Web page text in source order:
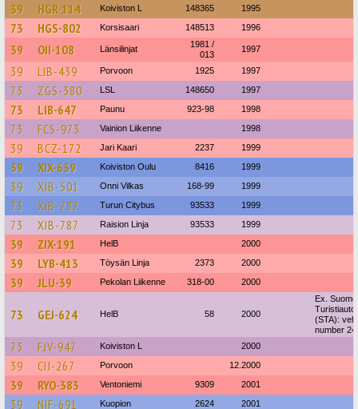
39 HGR-114 Koiviston L 148365 1995
73 HGS-802 Korsisaari 148513 1996
39 OII-108 Länsilinjat
1981 /
013
1997
39 LIB-439 Porvoon 1925 1997
73 ZGS-380 LSL 148650 1997
73 LIB-647 Paunu 923-98 1998
73 FCS-973 Vainion Liikenne 1998
39 BCZ-172 Jari Kaari 2237 1999
39 XIX-639 Koiviston Oulu 8416 1999
39 XIB-501 Onni Vilkas 168-99 1999
73 XIB-787 Turun Citybus 93533 1999
73 XIB-787 Raision Linja 93533 1999
39 ZIX-191 HelB 2000
39 LYB-413 Töysän Linja 2373 2000
39 JLU-39 Pekolan Liikenne 318-00 2000
73 GEJ-624 HelB 58 2000
Ex.
Turistiauto
(STA):
number
73 FJV-947 Koiviston L 2000
39 CIJ-267 Porvoon 12.2000
39 RYO-383 Ventoniemi 9309 2001
39 NIF-691 Kuopion 2624 2001